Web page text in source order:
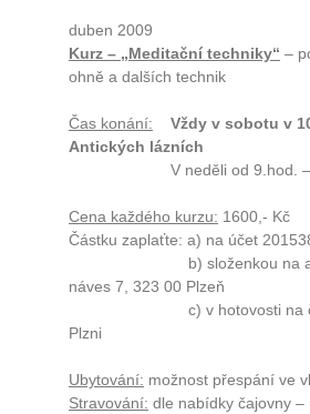
duben 2009
Kurz – „Meditační techniky“ –
ohně a dalších technik
Čas konání:
Vždy v sobotu v
Antických lázních
V neděli od 9.hod. –
Cena každého kurzu: 1600,- Kč
Částku zaplaťte: a) na účet
b) složenkou na adresu:
náves 7, 323 00 Plzeň
c) v hotovosti na čajovně
Plzni
Ubytování: možnost přespání ve
Stravování: dle nabídky čajovny